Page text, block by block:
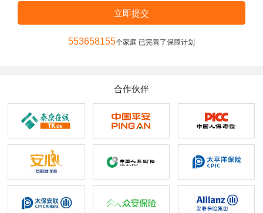
立即提交
553658155个家庭 已完善了保障计划
合作伙伴